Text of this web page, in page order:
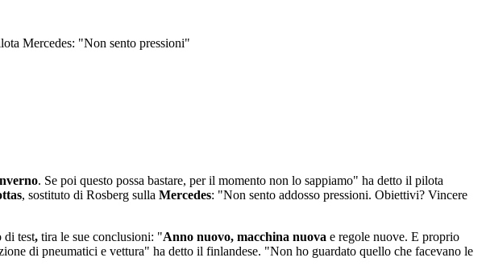
Mercedes: "Non sento pressioni"
. Se poi questo possa bastare, per il momento non lo sappiamo" ha detto il pilota
, sostituto di Rosberg sulla Mercedes: "Non sento addosso pressioni. Obiettivi? Vincere
di test, tira le sue conclusioni: "Anno nuovo, macchina nuova e regole nuove. E proprio
di pneumatici e vettura" ha detto il finlandese. "Non ho guardato quello che facevano le